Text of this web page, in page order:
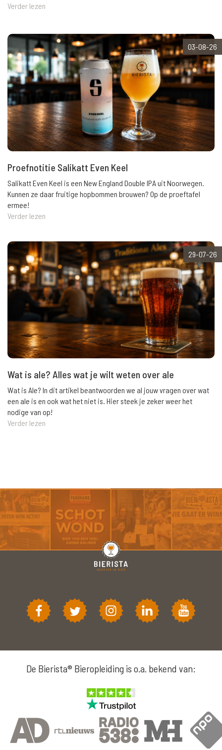
Verder lezen
03-08-26
Proefnotitie Salikatt Even Keel
Salikatt Even Keel is een New England Double IPA uit Noorwegen.
Kunnen ze daar fruitige hopbommen brouwen? Op de proeftafel
ermee!
Verder lezen
29-07-26
Wat is ale? Alles wat je wilt weten over ale
Wat is Ale? In dit artikel beantwoorden we al jouw vragen over wat
een ale is en ook wat het niet is. Hier steek je zeker weer het
nodige van op!
Verder lezen
De Bierista® Bieropleiding is o.a. bekend van: